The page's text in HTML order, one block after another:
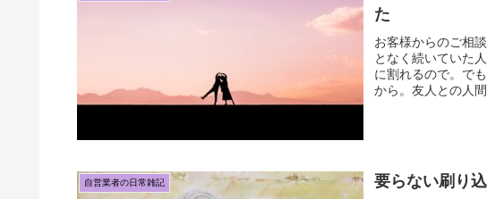
た
お客様からのご相
となく続いていた
に割れるので。で
から。友人との人
自営業者の日常雑記 要らない刷り